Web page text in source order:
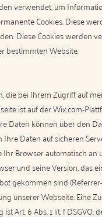
verwendet, um
Cookies. Diese
Diese Cookies
bestimmten Website.
die bei Ihrem Zugriff auf
ist auf der Wix.com-
Daten können über den
Daten auf sicheren
Browser automatisch
und seine Version, das
gekommen sind
unserer Webseite. Eine
Art. 6 Abs. 1 lit. f